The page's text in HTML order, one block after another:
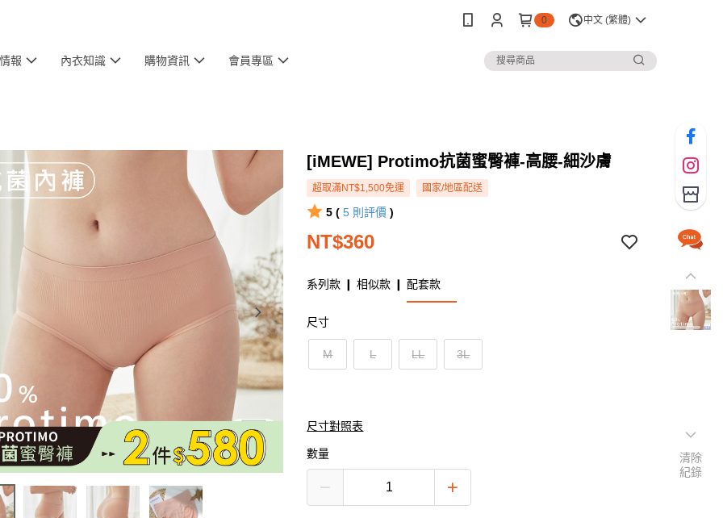
0 中文 (繁體)
報 內衣知識 購物資訊 會員專區
[iMEWE] Protimo抗菌蜜臀褲-高腰-細沙膚
超取滿NT$1,500免運 國家/地區配送
5 ( 5 則評價 )
NT$360
系列款 ❙ 相似款 ❙ 配套款
尺寸
M L LL 3L
尺寸對照表
數量
清除
紀錄